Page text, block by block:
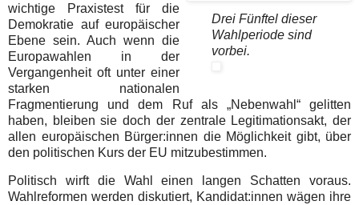
Drei Fünftel dieser
Wahlperiode sind
vorbei.
wichtige Praxistest für die
Demokratie auf europäischer
Ebene sein. Auch wenn die
Europawahlen in der
Vergangenheit oft unter einer
starken nationalen
Fragmentierung und dem Ruf als „Nebenwahl“ gelitten
haben, bleiben sie doch der zentrale Legitimationsakt, der
allen europäischen Bürger:innen die Möglichkeit gibt, über
den politischen Kurs der EU mitzubestimmen.
Politisch wirft die Wahl einen langen Schatten voraus.
Wahlreformen werden diskutiert, Kandidat:innen wägen ihre